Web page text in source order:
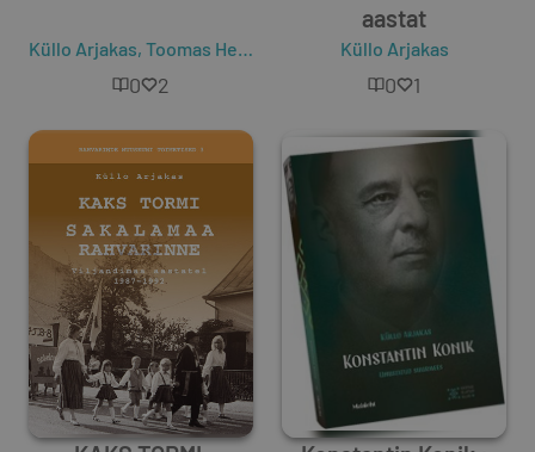
Küllo Arjakas, Toomas Hendrik Ilves Jaanus Rohumaa
0 2
aastat
Küllo Arjakas
0 1